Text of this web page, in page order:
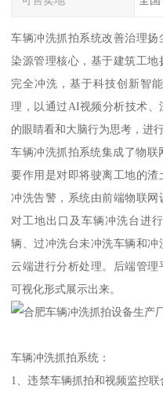
车辆冲洗抓拍系统改善治理
染源管理核心，基于建筑工
完全冲洗，基于科技创新智
理，以通过AI视频分析技术、
的眼睛看和大脑行为思考，进
车辆冲洗抓拍系统集成了物
要作用是对即将驶离工地的
冲洗告警，系统由前端物联
对工地出口及车辆冲洗台进
辆、过冲洗台未冲洗车辆和
云端进行分析处理。后端管
可视化形式展示出来。
车辆冲洗抓拍系统：
1、违禁车辆抓拍和视频监控